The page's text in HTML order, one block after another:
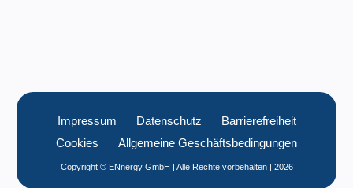
Impressum Datenschutz
Barrierefreiheit
Cookies
Allgemeine Geschäftsbedingungen
Copyright © ENnergy GmbH | Alle Rechte vorbehalten | 2026